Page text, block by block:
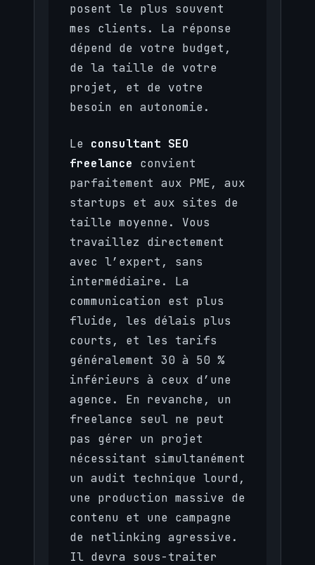
posent le plus souvent
mes clients. La réponse
dépend de votre budget,
de la taille de votre
projet, et de votre
besoin en autonomie.
Le consultant SEO
freelance convient
parfaitement aux PME, aux
startups et aux sites de
taille moyenne. Vous
travaillez directement
avec l’expert, sans
intermédiaire. La
communication est plus
fluide, les délais plus
courts, et les tarifs
généralement 30 à 50 %
inférieurs à ceux d’une
agence. En revanche, un
freelance seul ne peut
pas gérer un projet
nécessitant simultanément
un audit technique lourd,
une production massive de
contenu et une campagne
de netlinking agressive.
Il devra sous-traiter